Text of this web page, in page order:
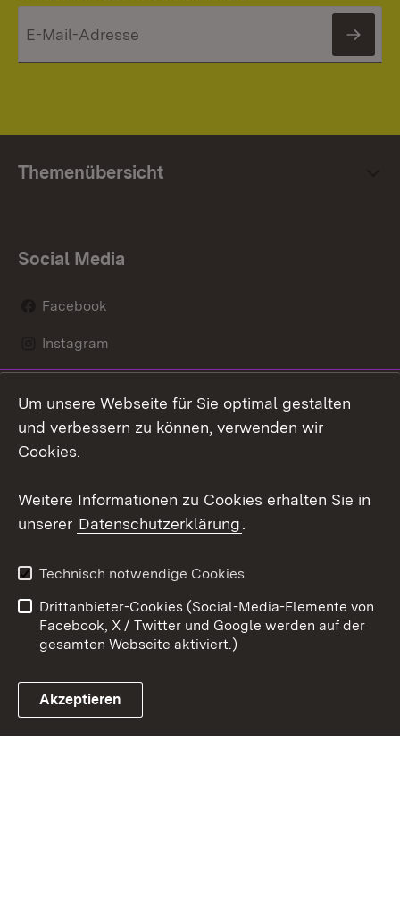
Themenübersicht
Social Media
Facebook
Instagram
Mastodon
Youtube
Link zum Landesportal
Kontakt
Datenschutz
Barrierefreiheit
Impressum Cookies
Um unsere Webseite für Sie optimal gestalten
und verbessern zu können, verwenden wir
Cookies.
Weitere Informationen zu Cookies erhalten Sie in
unserer Datenschutzerklärung.
Technisch notwendige Cookies
Drittanbieter-Cookies (Social-Media-Elemente von
Facebook, X / Twitter und Google werden auf der
gesamten Webseite aktiviert.)
Akzeptieren